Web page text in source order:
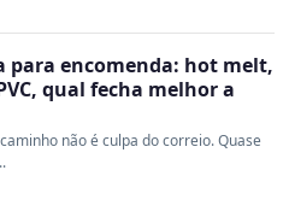
para encomenda: hot melt,
qual fecha melhor a
não é culpa do correio. Quase